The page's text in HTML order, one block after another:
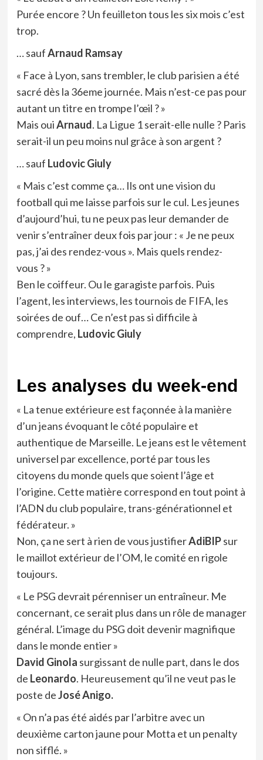
Purée encore ? Un feuilleton tous les six mois c’est
trop.
… saufArnaud Ramsay
« Face à Lyon, sans trembler, le club parisien a été
sacré dès la 36eme journée. Mais n’est-ce pas pour
autant un titre en trompe l’œil ? »
Mais ouiArnaud. La Ligue 1 serait-elle nulle ? Paris
serait-il un peu moins nul grâce à son argent ?
… sauf Ludovic Giuly
« Mais c’est comme ça… Ils ont une vision du
football qui me laisse parfois sur le cul. Les jeunes
d’aujourd’hui, tu ne peux pas leur demander de
venir s’entraîner deux fois par jour : « Je ne peux
pas, j’ai des rendez-vous ». Mais quels rendez-
vous ? »
Ben le coiffeur. Ou le garagiste parfois. Puis
l’agent, les interviews, les tournois de FIFA, les
soirées de ouf… Ce n’est pas si difficile à
comprendre, Ludovic Giuly
Les analyses du week-end
« La tenue extérieure est façonnée à la manière
d’un jeans évoquant le côté populaire et
authentique de Marseille. Le jeans est le vêtement
universel par excellence, porté par tous les
citoyens du monde quels que soient l’âge et
l’origine. Cette matière correspond en tout point à
l’ADN du club populaire, trans-générationnel et
fédérateur. »
Non, ça ne sert à rien de vous justifierAdiBIPsur
le maillot extérieur de l’OM, le comité en rigole
toujours.
« Le PSG devrait pérenniser un entraîneur. Me
concernant, ce serait plus dans un rôle de manager
général. L’image du PSG doit devenir magnifique
dans le monde entier »
David Ginola surgissant de nulle part, dans le dos
de Leonardo. Heureusement qu’il ne veut pas le
poste deJosé Anigo.
« On n’a pas été aidés par l’arbitre avec un
deuxième carton jaune pour Motta et un penalty
non sifflé. »